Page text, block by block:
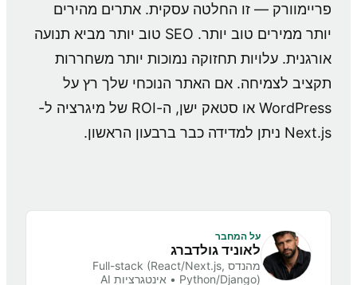
פריימוורק — זו החלטה עסקית. אתרים מהירים
יותר ממירים טוב יותר. SEO טוב יותר מביא תנועה
אורגנית. עלויות תחזוקה נמוכות יותר משחררות
תקציב לצמיחה. אם האתר הנוכחי שלך רץ על
WordPress או סטאק ישן, ה-ROI של מיגרציה ל-
Next.js ניתן למדידה כבר ברבעון הראשון.
על המחבר
לאוניד גולדברג
מהנדס Full-stack (React/Next.js,
Python/Django) • אינטגרציות AI